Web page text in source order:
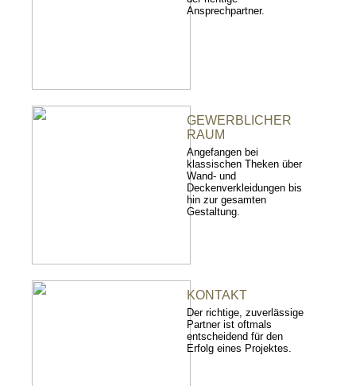
Ansprechpartner.
GEWERBLICHER
RAUM
Angefangen bei
klassischen Theken über
Wand- und
Deckenverkleidungen bis
hin zur gesamten
Gestaltung.
KONTAKT
Der richtige, zuverlässige
Partner ist oftmals
entscheidend für den
Erfolg eines Projektes.